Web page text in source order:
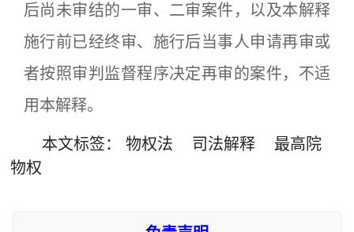
后尚未审结的一审、二审案件，以及本解释
施行前已经终审、施行后当事人申请再审或
者按照审判监督程序决定再审的案件，不适
用本解释。
本文标签： 物权法 司法解释
最高院
物权